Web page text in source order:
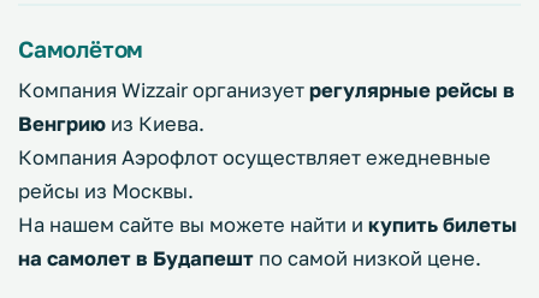
Самолётом
Компания Wizzair организует регулярные рейсы в
Венгрию из Киева.
Компания Аэрофлот осуществляет ежедневные
рейсы из Москвы.
На нашем сайте вы можете найти и купить билеты
на самолет в Будапешт по самой низкой цене.